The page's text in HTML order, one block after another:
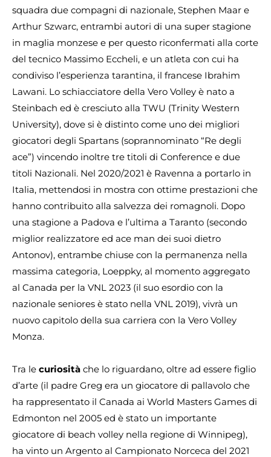
squadra due compagni di nazionale, Stephen Maar e
Arthur Szwarc, entrambi autori di una super stagione
in maglia monzese e per questo riconfermati alla corte
del tecnico Massimo Eccheli, e un atleta con cui ha
condiviso l’esperienza tarantina, il francese Ibrahim
Lawani. Lo schiacciatore della Vero Volley è nato a
Steinbach ed è cresciuto alla TWU (Trinity Western
University), dove si è distinto come uno dei migliori
giocatori degli Spartans (soprannominato “Re degli
ace”) vincendo inoltre tre titoli di Conference e due
titoli Nazionali. Nel 2020/2021 è Ravenna a portarlo in
Italia, mettendosi in mostra con ottime prestazioni che
hanno contribuito alla salvezza dei romagnoli. Dopo
una stagione a Padova e l’ultima a Taranto (secondo
miglior realizzatore ed ace man dei suoi dietro
Antonov), entrambe chiuse con la permanenza nella
massima categoria, Loeppky, al momento aggregato
al Canada per la VNL 2023 (il suo esordio con la
nazionale seniores è stato nella VNL 2019), vivrà un
nuovo capitolo della sua carriera con la Vero Volley
Monza.
Tra le curiosità che lo riguardano, oltre ad essere figlio
d’arte (il padre Greg era un giocatore di pallavolo che
ha rappresentato il Canada ai World Masters Games di
Edmonton nel 2005 ed è stato un importante
giocatore di beach volley nella regione di Winnipeg),
ha vinto un Argento al Campionato Norceca del 2021